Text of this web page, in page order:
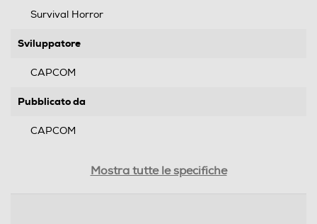
Survival Horror
Sviluppatore
CAPCOM
Pubblicato da
CAPCOM
Mostra tutte le specifiche